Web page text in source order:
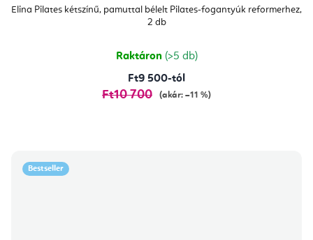
Elina Pilates kétszínű, pamuttal bélelt Pilates-fogantyúk reformerhez,
2 db
Raktáron (>5 db)
Ft9 500-tól
Ft10 700 (akár: –11 %)
Bestseller